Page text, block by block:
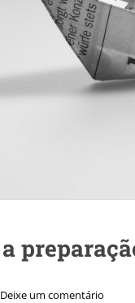
Deixe um comentário